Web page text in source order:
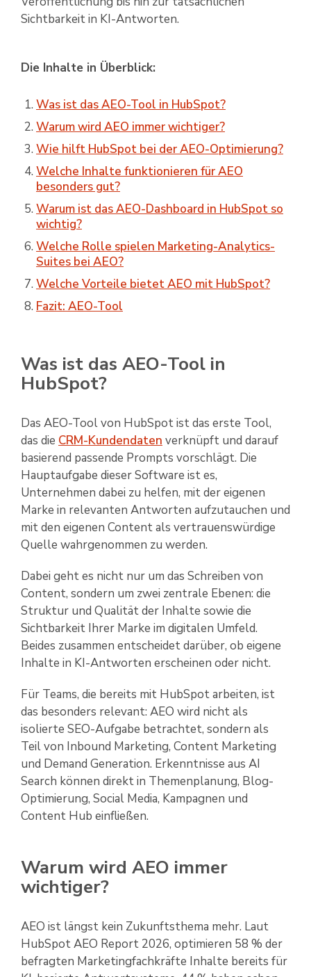
Sichtbarkeit in KI-Antworten.
Die Inhalte in Überblick:
Was ist das AEO-Tool in HubSpot?
Warum wird AEO immer wichtiger?
Wie hilft HubSpot bei der AEO-Optimierung?
Welche Inhalte funktionieren für AEO
besonders gut?
Warum ist das AEO-Dashboard in HubSpot so
wichtig?
Welche Rolle spielen Marketing-Analytics-
Suites bei AEO?
Welche Vorteile bietet AEO mit HubSpot?
Fazit: AEO-Tool
Was ist das AEO-Tool in
HubSpot?
Das AEO-Tool von HubSpot ist das erste Tool,
das die CRM-Kundendaten verknüpft und darauf
basierend passende Prompts vorschlägt. Die
Hauptaufgabe dieser Software ist es,
Unternehmen dabei zu helfen, mit der eigenen
Marke in relevanten Antworten aufzutauchen und
mit den eigenen Content als vertrauenswürdige
Quelle wahrgenommen zu werden.
Dabei geht es nicht nur um das Schreiben von
Content, sondern um zwei zentrale Ebenen: die
Struktur und Qualität der Inhalte sowie die
Sichtbarkeit Ihrer Marke im digitalen Umfeld.
Beides zusammen entscheidet darüber, ob eigene
Inhalte in KI-Antworten erscheinen oder nicht.
Für Teams, die bereits mit HubSpot arbeiten, ist
das besonders relevant: AEO wird nicht als
isolierte SEO-Aufgabe betrachtet, sondern als
Teil von Inbound Marketing, Content Marketing
und Demand Generation. Erkenntnisse aus AI
Search können direkt in Themenplanung, Blog-
Optimierung, Social Media, Kampagnen und
Content Hub einfließen.
Warum wird AEO immer
wichtiger?
AEO ist längst kein Zukunftsthema mehr. Laut
HubSpot AEO Report 2026, optimieren 58 % der
befragten Marketingfachkräfte Inhalte bereits für